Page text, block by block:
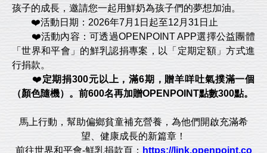
孩子的成長，邀請您一起用鮮奶為孩子們的夢想加油。
❤️活動日期：2026年7月1日起至12月31日止
❤️活動內容：可透過OPENPOINT APP選擇公益團體
「世界和平會」的鮮乳認捐專案，以「定期定額」方式進
行捐款。
❤️定期捐300元以上，滿6期，贈羊咩吐氣撲滿一個
（顏色隨機）。前600名再加贈OPENPOINT點數300點。
馬上行動，幫助偏鄉貧童補充營養，為他們開啟充滿希
望、健康成長的新篇章！
前往世界和平會-鮮乳捐款頁： https://link.openpoint.co